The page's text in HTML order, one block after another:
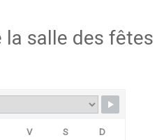
la salle des fêtes
V S D